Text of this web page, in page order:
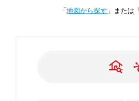
「地図から探す 」 または